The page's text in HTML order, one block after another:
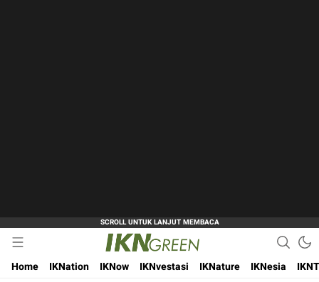
IKN Green
Hijaukan Nusantara Bangun Ibu Kota
Home
IKNation IKNow IKNvestasi IKNature IKNesia